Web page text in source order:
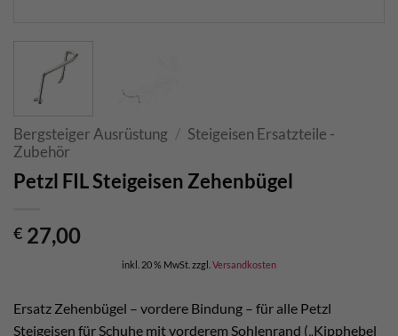
Bergsteiger Ausrüstung / Steigeisen Ersatzteile -
Zubehör
Petzl FIL Steigeisen Zehenbügel
€ 27,00
inkl. 20 % MwSt. zzgl. Versandkosten
Ersatz Zehenbügel – vordere Bindung – für alle Petzl
Steigeisen für Schuhe mit vorderem Sohlenrand („Kipphebel